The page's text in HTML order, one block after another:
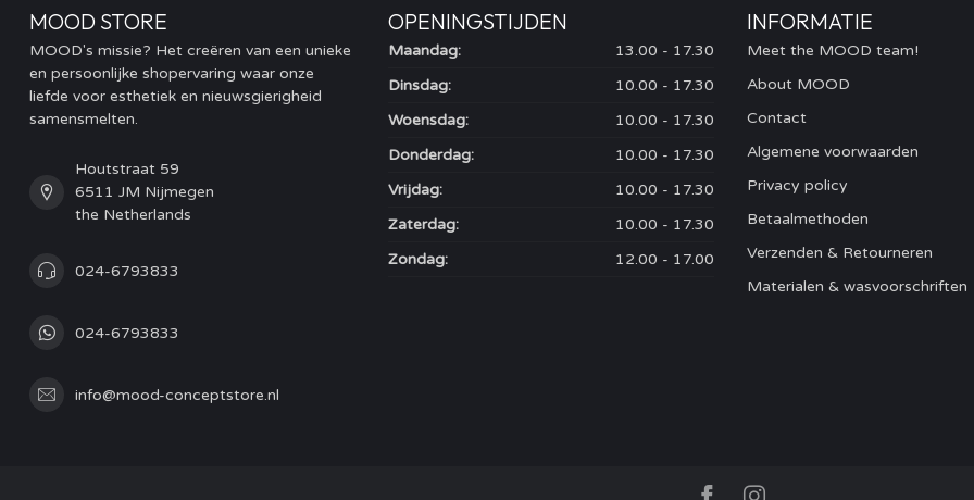
MOOD STORE
MOOD's missie? Het creëren van een unieke
en persoonlijke shopervaring waar onze
liefde voor esthetiek en nieuwsgierigheid
samensmelten.
Houtstraat 59
6511 JM Nijmegen
the Netherlands
024-6793833
024-6793833
info@mood-conceptstore.nl
OPENINGSTIJDEN
Maandag:
13.00 - 17.30
Dinsdag:
10.00 - 17.30
Woensdag:
10.00 - 17.30
Donderdag:
10.00 - 17.30
Vrijdag:
10.00 - 17.30
Zaterdag:
10.00 - 17.30
Zondag:
12.00 - 17.00
INFORMATIE
Meet the MOOD team!
About MOOD
Contact
Algemene voorwaarden
Privacy policy
Betaalmethoden
Verzenden & Retourneren
Materialen & wasvoorschriften